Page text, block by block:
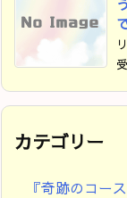
カテゴリー
『奇跡のコース